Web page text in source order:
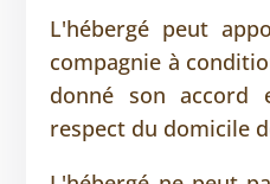
L'hébergé peut
compagnie à
donné son accord
respect du domicile